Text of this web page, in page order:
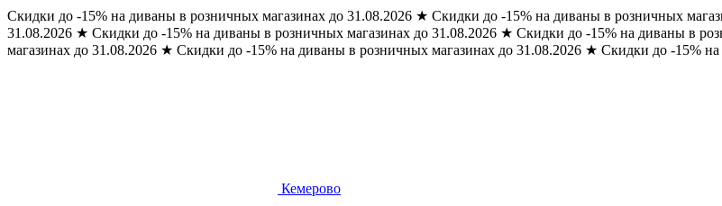
Скидки до -15% на диваны в розничных магазинах до 31.08.2026 ★ Скидки до -15% на диваны в розничных
31.08.2026 ★ Скидки до -15% на диваны в розничных магазинах до 31.08.2026 ★ Скидки до -15% на диваны в
магазинах до 31.08.2026 ★ Скидки до -15% на диваны в розничных магазинах до 31.08.2026 ★ Скидки до -15%
Кемерово